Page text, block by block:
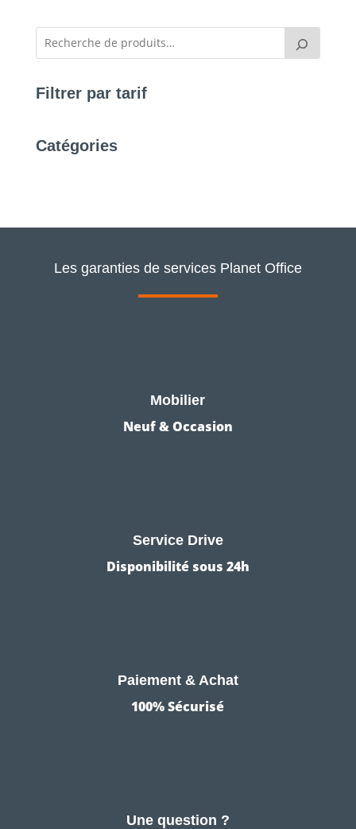
Filtrer par tarif
Catégories
Les garanties de services Planet Office
Mobilier
Neuf & Occasion
Service Drive
Disponibilité sous 24h
Paiement & Achat
100% Sécurisé
Une question ?